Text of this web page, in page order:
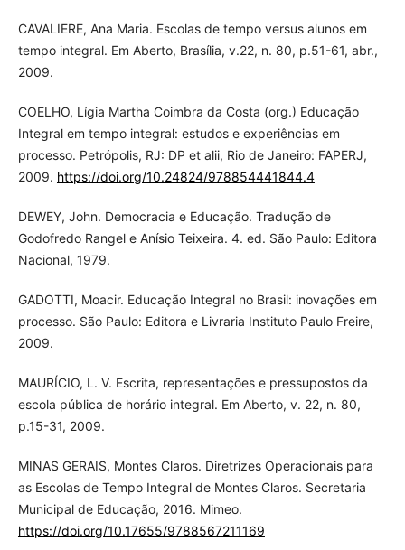
CAVALIERE, Ana Maria. Escolas de tempo versus alunos em
tempo integral. Em Aberto, Brasília, v.22, n. 80, p.51-61, abr.,
2009.
COELHO, Lígia Martha Coimbra da Costa (org.) Educação
Integral em tempo integral: estudos e experiências em
processo. Petrópolis, RJ: DP et alii, Rio de Janeiro: FAPERJ,
2009. https://doi.org/10.24824/978854441844.4
DEWEY, John. Democracia e Educação. Tradução de
Godofredo Rangel e Anísio Teixeira. 4. ed. São Paulo: Editora
Nacional, 1979.
GADOTTI, Moacir. Educação Integral no Brasil: inovações em
processo. São Paulo: Editora e Livraria Instituto Paulo Freire,
2009.
MAURÍCIO, L. V. Escrita, representações e pressupostos da
escola pública de horário integral. Em Aberto, v. 22, n. 80,
p.15-31, 2009.
MINAS GERAIS, Montes Claros. Diretrizes Operacionais para
as Escolas de Tempo Integral de Montes Claros. Secretaria
Municipal de Educação, 2016. Mimeo.
https://doi.org/10.17655/9788567211169